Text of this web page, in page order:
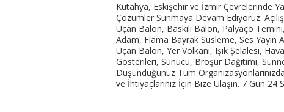
Kütahya, Eskişehir ve İzmir Çevrelerinde
Çözümler Sunmaya Devam Ediyoruz.
Uçan Balon, Baskılı Balon, Palyaço
Adam, Flama Bayrak Süsleme, Ses Yayın
Uçan Balon, Yer Volkanı, Işık Şelalesi,
Gösterileri, Sunucu, Broşür Dağıtımı,
Düşündüğünüz Tüm
ve İhtiyaçlarınız İçin Bize Ulaşın. 7 Gün